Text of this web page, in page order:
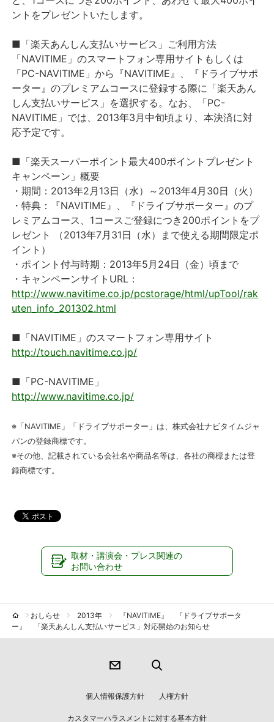
ントをプレゼントいたします。
■「楽天あんしん支払いサービス」ご利用方法
「NAVITIME」のスマートフォン専用サイトもしくは
「PC-NAVITIME」から『NAVITIME』、『ドライブサポ
ーター』のプレミアムコースに登録する際に「楽天あん
しん支払いサービス」を選択する。なお、「PC-
NAVITIME」では、2013年3月中旬頃より、本決済に対
応予定です。
■「楽天スーパーポイント最大400ポイントプレゼント
キャンペーン」概要
・期間：2013年2月13日（水）～2013年4月30日（火）
・特典：『NAVITIME』、『ドライブサポーター』のプ
レミアムコース、1コースご登録につき200ポイントをプ
レゼント （2013年7月31日（水）まで使える期間限定ポ
イント）
・ポイント付与時期：2013年5月24日（金）頃まで
・キャンペーンサイトURL：
http://www.navitime.co.jp/pcstorage/html/upTool/rak
uten_info_201302.html
■「NAVITIME」のスマートフォン専用サイト
http://touch.navitime.co.jp/
■「PC-NAVITIME」
http://www.navitime.co.jp/
※「NAVITIME」「ドライブサポーター」は、株式会社ナビタイムジャ
パンの登録商標です。
※その他、記載されている会社名や商品名等は、各社の商標または登
録商標です。
取材・講演会・プレス関連の
お問い合わせ
おしらせ 2013年
『NAVITIME』 『ドライブサポータ
ー』 「楽天あんしん支払いサービス」対応開始のお知らせ
個人情報保護方針 人権方針
カスタマーハラスメントに対する基本方針